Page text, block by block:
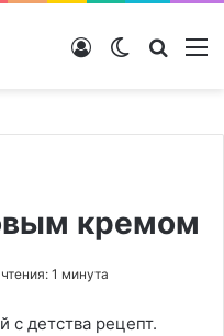
Switch skin
Войти
кремом
1 минута
детства рецепт.